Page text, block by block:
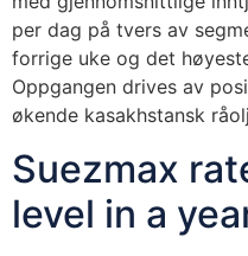
per dag på tvers av
forrige uke og det
Oppgangen drives av
økende kasakhstansk
Suezmax
level in a